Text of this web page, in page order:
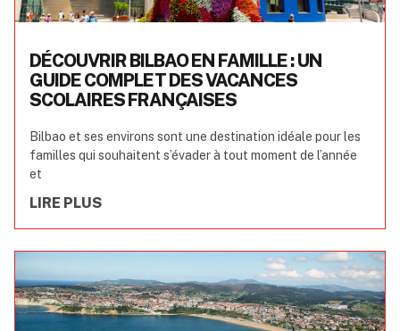
DÉCOUVRIR BILBAO EN FAMILLE : UN
GUIDE COMPLET DES VACANCES
SCOLAIRES FRANÇAISES
Bilbao et ses environs sont une destination idéale pour les
familles qui souhaitent s’évader à tout moment de l’année
et
LIRE PLUS